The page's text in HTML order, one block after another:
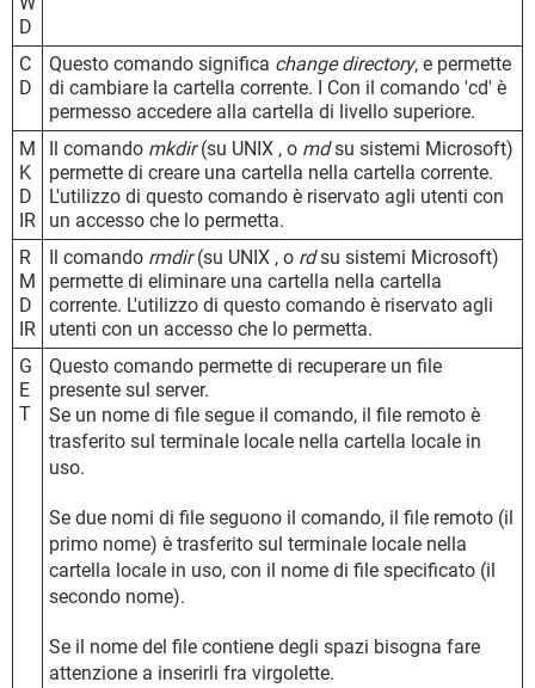
D
C
D
Questo comando significa change directory, e permette
di cambiare la cartella corrente. I Con il comando 'cd' è
permesso accedere alla cartella di livello superiore.
M
K
D
IR
Il comando mkdir(su UNIX , o mdsu sistemi Microsoft)
permette di creare una cartella nella cartella corrente.
L'utilizzo di questo comando è riservato agli utenti con
un accesso che lo permetta.
R
M
D
IR
Il comando rmdir(su UNIX , o rdsu sistemi Microsoft)
permette di eliminare una cartella nella cartella
corrente. L'utilizzo di questo comando è riservato agli
utenti con un accesso che lo permetta.
G
E
T
Questo comando permette di recuperare un file
presente sul server.
Se un nome di file segue il comando, il file remoto è
trasferito sul terminale locale nella cartella locale in
uso.
Se due nomi di file seguono il comando, il file remoto (il
primo nome) è trasferito sul terminale locale nella
cartella locale in uso, con il nome di file specificato (il
secondo nome).
Se il nome del file contiene degli spazi bisogna fare
attenzione a inserirli fra virgolette.